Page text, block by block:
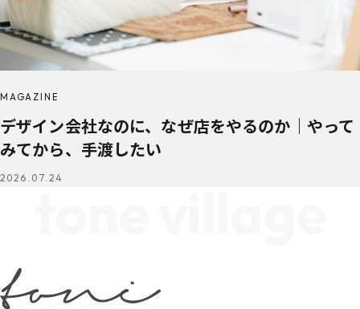
MAGAZINE
デザイン会社なのに、なぜ店をやるのか｜やって
みてから、手渡したい
2026.07.24